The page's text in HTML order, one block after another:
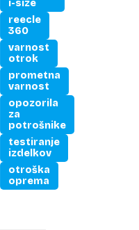
i-size
reecle
360
varnost
otrok
prometna
varnost
opozorila
za
potrošnike
testiranje
izdelkov
otroška
oprema